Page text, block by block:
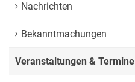
Nachrichten
Bekanntmachungen
Veranstaltungen & Termine